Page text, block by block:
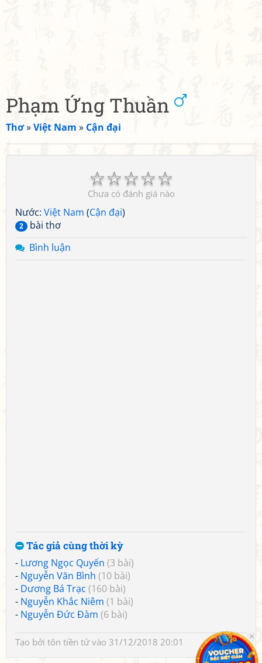
Phạm Ứng Thuần
Thơ»Việt Nam » Cận đại
☆
☆
☆
☆
☆
Chưa có đánh giá nào
Nước: Việt Nam (Cận đại)
2
bài thơ
Bình luận
Tác giả cùng thời kỳ
- Lương Ngọc Quyến (3 bài)
- Nguyễn Văn Bình (10 bài)
- Dương Bá Trạc (160 bài)
- Nguyễn Khắc Niêm (1 bài)
- Nguyễn Đức Đàm (6 bài)
Tạo bởi tôn tiền tửvào 31/12/2018 20:01